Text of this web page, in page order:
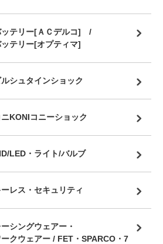
ッテリー[ＡＣデルコ] /
テリー[オプティマ]
ルシュタインショック
ニKONIコニーショック
LED・ライト/バルブ
ーレス・セキュリティ
ーシングウェアー・
ークウェアー / FET・SPARCO・7